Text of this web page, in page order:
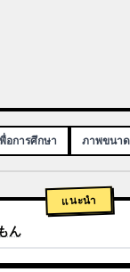
อการศึกษา ภาพขนาด
แนะนำ
ん
ดูผลลัพธ์จากโมเดลอื่น